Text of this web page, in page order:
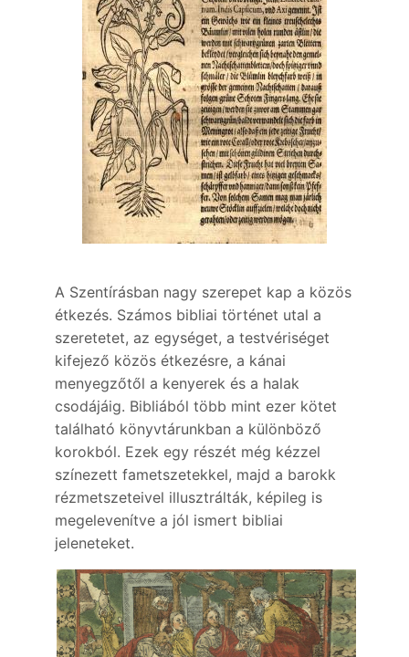
A Szentírásban nagy szerepet kap a közös
étkezés. Számos bibliai történet utal a
szeretetet, az egységet, a testvériséget
kifejező közös étkezésre, a kánai
menyegzőtől a kenyerek és a halak
csodájáig. Bibliából több mint ezer kötet
található könyvtárunkban a különböző
korokból. Ezek egy részét még kézzel
színezett fametszetekkel, majd a barokk
rézmetszeteivel illusztrálták, képileg is
megelevenítve a jól ismert bibliai
jeleneteket.